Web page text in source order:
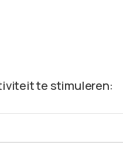
te stimuleren: